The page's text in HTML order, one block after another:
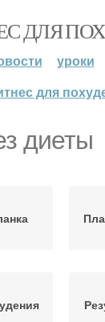
ДЛЯ
уроки
для
диеты